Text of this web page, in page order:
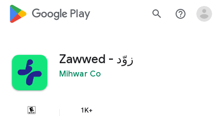
google_logo Play search help_outline
Zawwed - زوّد
Mihwar Co
1K+